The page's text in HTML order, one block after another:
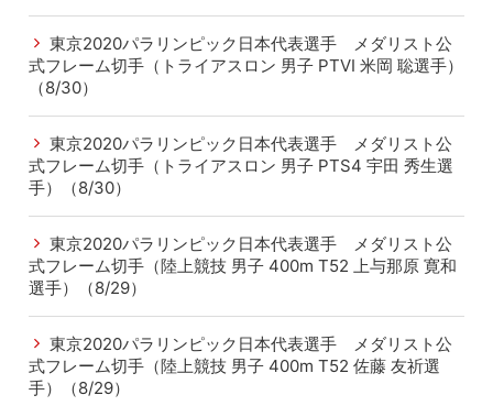
東京2020パラリンピック日本代表選手 メダリスト公
式フレーム切手（トライアスロン 男子 PTVI 米岡 聡選手）
（8/30）
東京2020パラリンピック日本代表選手 メダリスト公
式フレーム切手（トライアスロン 男子 PTS4 宇田 秀生選
手）（8/30）
東京2020パラリンピック日本代表選手 メダリスト公
式フレーム切手（陸上競技 男子 400m T52 上与那原 寛和
選手）（8/29）
東京2020パラリンピック日本代表選手 メダリスト公
式フレーム切手（陸上競技 男子 400m T52 佐藤 友祈選
手）（8/29）